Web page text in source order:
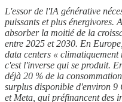
L'essor de l'IA générative
puissants et plus énergivores.
absorber la moitié de la
entre 2025 et 2030. En
data centers « climatiquement
c'est l'inverse qui se produit.
déjà 20 % de la
surplus disponible d'environ
et Meta, qui préfinancent des